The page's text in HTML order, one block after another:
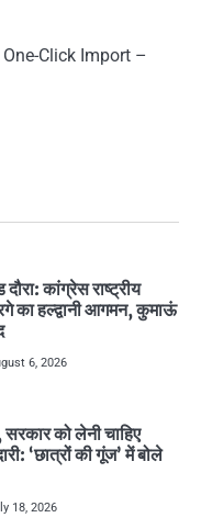
Click Import –
कांग्रेस राष्ट्रीय
का हल्द्वानी आगमन, कुमाऊं
6, 2026
सरकार को लेनी चाहिए
‘छात्रों की गूंज’ में बोले
18, 2026